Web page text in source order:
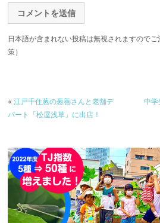
日本語が含まれない投稿は無視されますので
策）
«江戸千住葱の葱善さんと老舗デ
パート「松屋浅草」に出店！
中学